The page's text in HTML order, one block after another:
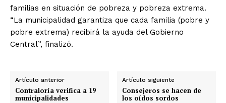
familias en situación de pobreza y pobreza extrema.
“La municipalidad garantiza que cada familia (pobre y
pobre extrema) recibirá la ayuda del Gobierno
Central”, finalizó.
Artículo anterior
Contraloría verifica a 19
municipalidades
Artículo siguiente
Consejeros se hacen de
los oídos sordos